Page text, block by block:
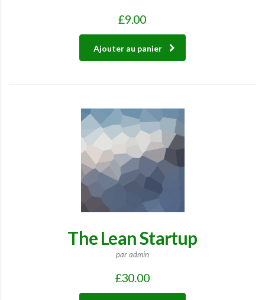
£9.00
Ajouter au panier
The Lean Startup
par admin
£30.00